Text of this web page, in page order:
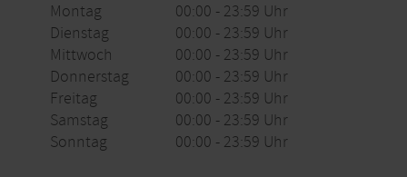
Montag
00:00 - 23:59 Uhr
Dienstag
00:00 - 23:59 Uhr
Mittwoch
00:00 - 23:59 Uhr
Donnerstag
00:00 - 23:59 Uhr
Freitag
00:00 - 23:59 Uhr
Samstag
00:00 - 23:59 Uhr
Sonntag
00:00 - 23:59 Uhr